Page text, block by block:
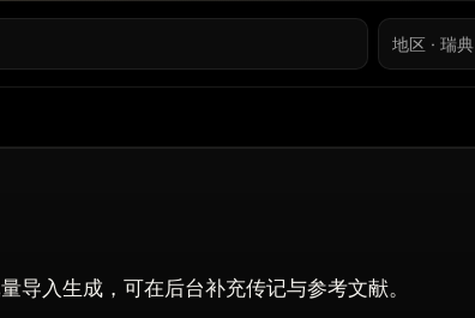
地区 · 瑞典
入生成，可在后台补充传记与参考文献。